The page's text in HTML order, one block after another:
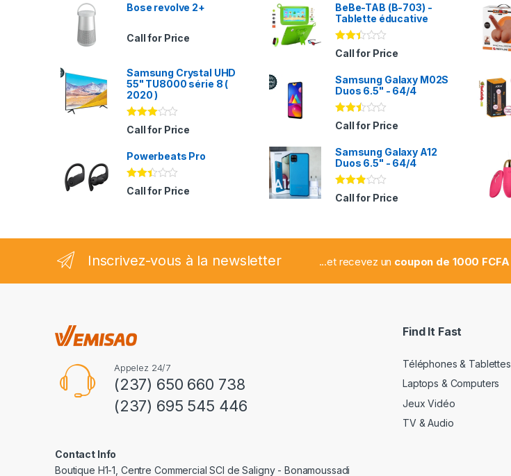
Bose revolve 2+
Call for Price
Samsung Crystal UHD
55" TU8000 série 8 (
2020 )
Note
2.94
Call for Price
Powerbeats Pro
Note
2.35
Call for Price
BeBe-TAB (B-703) -
Tablette éducative
Note
2.31
5
Call for Price
Samsung Galaxy M02S
Duos 6.5" - 64/4
Note
2.41
5
Call for Price
Samsung Galaxy A12
Duos 6.5" - 64/4
Note
2.78
Call for Price
Inscrivez-vous à la newsletter ...et recevez un coupon de 1000 FCFA
Appelez 24/7
(237) 650 660 738
(237) 695 545 446
Contact Info
Boutique H1-1, Centre Commercial SCI de Saligny - Bonamoussadi
Find It Fast
Téléphones & Tablettes
Laptops & Computers
Jeux Vidéo
TV & Audio